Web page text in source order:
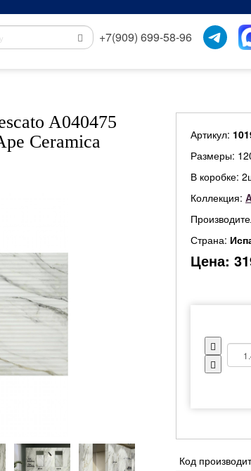
+7(909) 699-58-96
A040475
Ceramica
Артикул:
Размеры:
В коробке:
Коллекция:
Страна:
Цена:
Код